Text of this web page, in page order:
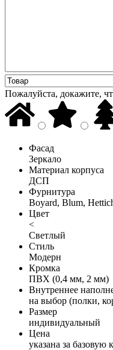
Пожалуйста, докажите,
Фасад
Зеркало
Материал корпуса
ДСП
Фурнитура
Boyard, Blum,
Цвет
<
Светлый
Стиль
Модерн
Кромка
ПВХ (0,4 мм, 2 мм)
Внутреннее
на выбор (полки,
Размер
индивидуальный
Цена
указана за базовую